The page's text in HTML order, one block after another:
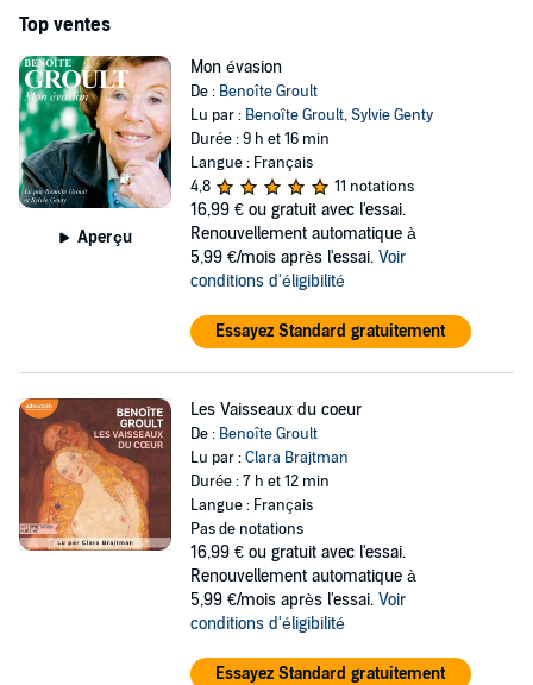
Top ventes
Aperçu
Mon évasion
De : Benoîte Groult
Lu par : Benoîte Groult,Sylvie Genty
Durée : 9 h et 16 min
Langue : Français
4,8
11 notations
16,99 € ou gratuit avec l'essai.
Renouvellement automatique à
5,99 €/mois après l'essai. Voir
conditions d'éligibilité
Essayez Standard gratuitement
Les Vaisseaux du coeur
De : Benoîte Groult
Lu par :Clara Brajtman
Durée : 7 h et 12 min
Langue : Français
Pas de notations
16,99 € ou gratuit avec l'essai.
Renouvellement automatique à
5,99 €/mois après l'essai. Voir
conditions d'éligibilité
Essayez Standard gratuitement